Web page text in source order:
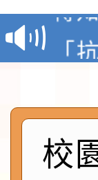
月
「
會
地
校